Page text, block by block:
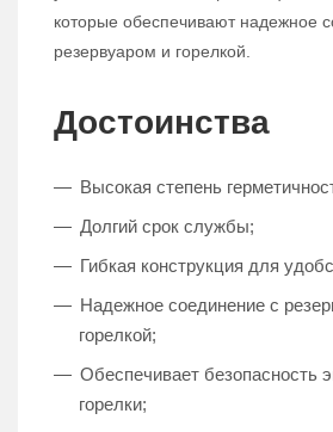
которые обеспечивают надежное
резервуаром и горелкой.
Достоинства
Высокая степень
Долгий срок службы;
Гибкая конструкция для
Надежное соединение с
горелкой;
Обеспечивает безопасность
горелки;